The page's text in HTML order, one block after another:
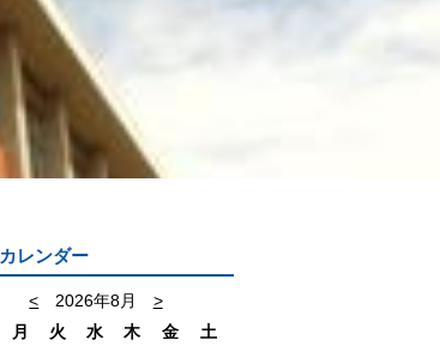
カレンダー
< 2026年8月
>
月 火 水 木 金
土